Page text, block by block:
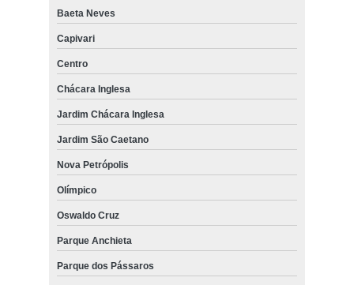
Baeta Neves
Capivari
Centro
Chácara Inglesa
Jardim Chácara Inglesa
Jardim São Caetano
Nova Petrópolis
Olímpico
Oswaldo Cruz
Parque Anchieta
Parque dos Pássaros